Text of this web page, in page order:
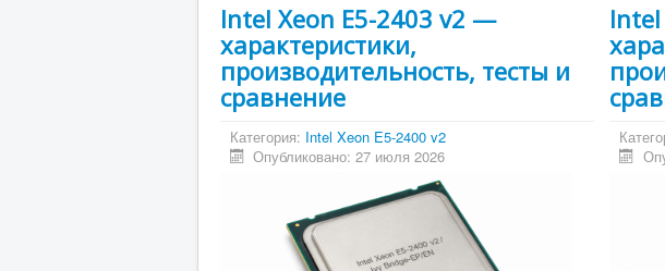
Intel Xeon E5-2403 v2 —
характеристики,
производительность, тесты и
сравнение
Категория: Intel Xeon E5-2400 v2
Опубликовано: 27 июля 2026